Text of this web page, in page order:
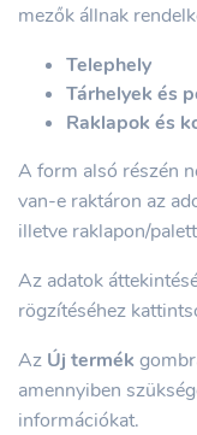
mezők állnak
Telephely
Tárhelyek és
Raklapok és
A form alsó részén
van-e raktáron az
illetve raklapon/
Az adatok
rögzítéséhez
Az Új termék
amennyiben
információkat.